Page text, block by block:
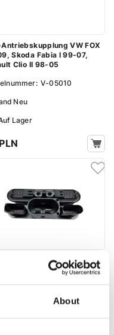
About
Antriebskupplung VW FOX
Skoda Fabia I 99-07,
Clio II 98-05
V-05010
Neu
Lager
Kontaktgruppe VW FOX
Audi A2 00-05, Skoda